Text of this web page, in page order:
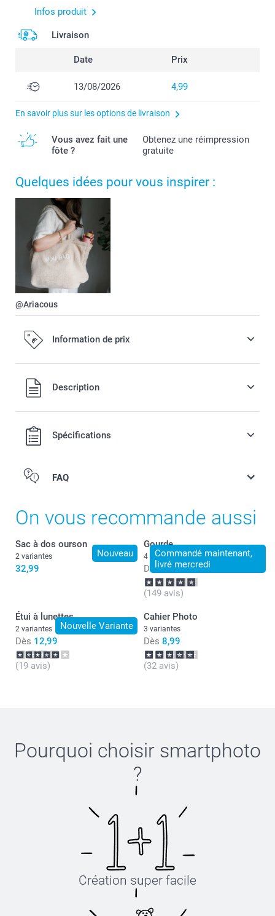
Infos produit
Livraison
Date Prix
13/08/2026 4,99
En savoir plus sur les options de livraison
Vous avez fait une
fôte ?
Obtenez une réimpression
gratuite
Quelques idées pour vous inspirer :
@Ariacous
Information de prix
Tous les prix sont en EURO (€), TVA incluse et hors frais de
port.
Description
Spécifications
FAQ
On vous recommande aussi
Nouveau
Sac à dos ourson
2 variantes
32,99
Commandé maintenant,
livré mercredi
Gourde
4 variantes
Dès 24,99
(149 avis)
Nouvelle Variante
Étui à lunettes
2 variantes
Dès 12,99
(19 avis)
Cahier Photo
3 variantes
Dès 8,99
(32 avis)
Pourquoi choisir smartphoto
?
Création super facile